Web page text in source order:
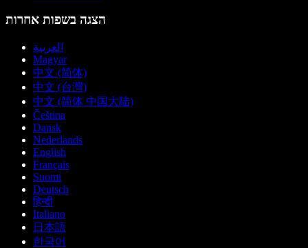
הצגה בשפות אחרות
العربية
Magyar
中文 (简体)
中文 (台灣)
中文 (简体 中国大陆)
Čeština
Dansk
Nederlands
English
Français
Suomi
Deutsch
हिन्दी
Italiano
日本語
한국어